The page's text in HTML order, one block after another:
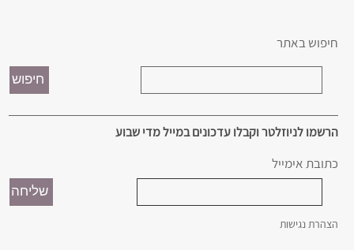
חיפוש באתר
הרשמו לניוזלטר וקבלו עדכונים במייל מדי שבוע
כתובת אימייל
הצהרת נגישות